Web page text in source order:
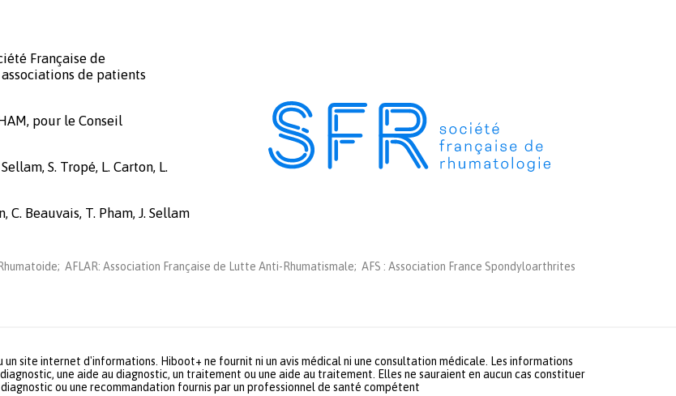
Française de
de patients
pour le Conseil
S. Tropé, L. Carton, L.
C. Beauvais, T. Pham, J. Sellam
AFLAR: Association Française de Lutte Anti-Rhumatismale; AFS : Association France Spondyloarthrites
site internet d'informations. Hiboot+ ne fournit ni un avis médical ni une consultation médicale. Les informations
une aide au diagnostic, un traitement ou une aide au traitement. Elles ne sauraient en aucun cas constituer
ou une recommandation fournis par un professionnel de santé compétent